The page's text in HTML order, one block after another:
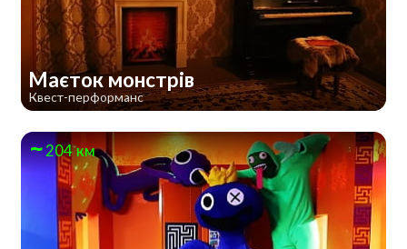
Маєток монстрів
Квест-перформанс
204 км